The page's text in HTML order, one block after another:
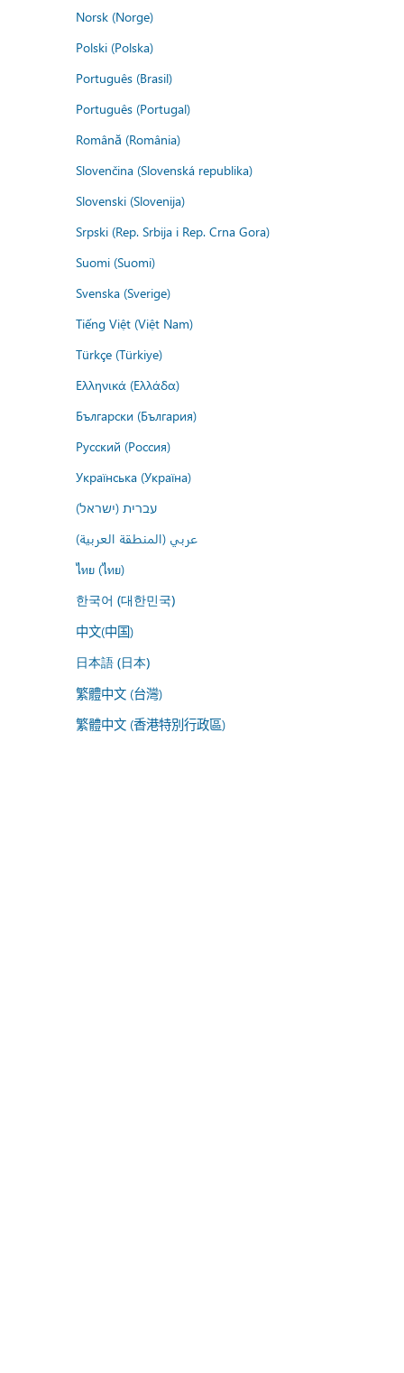
Norsk (Norge)
Polski (Polska)
Português (Brasil)
Português (Portugal)
Română (România)
Slovenčina (Slovenská republika)
Slovenski (Slovenija)
Srpski (Rep. Srbija i Rep. Crna Gora)
Suomi (Suomi)
Svenska (Sverige)
Tiếng Việt (Việt Nam)
Türkçe (Türkiye)
Ελληνικά (Ελλάδα)
Български (България)
Русский (Россия)
Українська (Україна)
עברית (ישראל)
عربي (المنطقة العربية)
ไทย (ไทย)
한국어 (대한민국)
中文(中国)
日本語 (日本)
繁體中文 (台灣)
繁體中文 (香港特別行政區)